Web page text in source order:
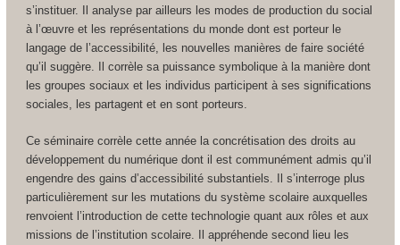
s’instituer. Il analyse par ailleurs les modes de production du social
à l’œuvre et les représentations du monde dont est porteur le
langage de l’accessibilité, les nouvelles manières de faire société
qu’il suggère. Il corrèle sa puissance symbolique à la manière dont
les groupes sociaux et les individus participent à ses significations
sociales, les partagent et en sont porteurs.
Ce séminaire corrèle cette année la concrétisation des droits au
développement du numérique dont il est communément admis qu’il
engendre des gains d’accessibilité substantiels. Il s’interroge plus
particulièrement sur les mutations du système scolaire auxquelles
renvoient l’introduction de cette technologie quant aux rôles et aux
missions de l’institution scolaire. Il appréhende second lieu les